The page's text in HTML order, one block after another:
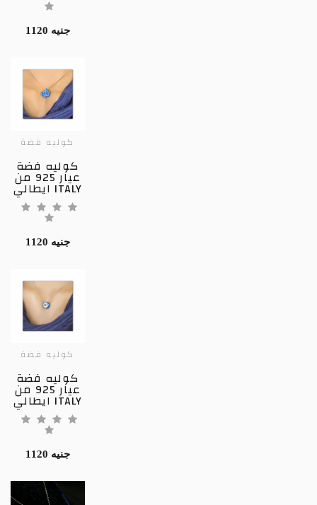
1120 جنيه
كوليه فضة
كوليه فضة
عيار 925 من
ايطالي ITALY
1120 جنيه
كوليه فضة
كوليه فضة
عيار 925 من
ايطالي ITALY
1120 جنيه